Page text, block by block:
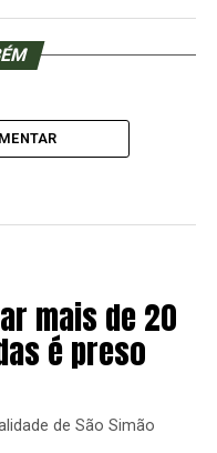
mais de 20
é preso
de São Simão